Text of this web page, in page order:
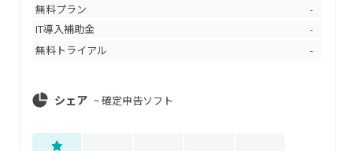
無料プラン -
IT導入補助金 -
無料トライアル -
シェア ~確定申告ソフト